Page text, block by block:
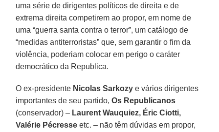
uma série de dirigentes políticos de direita e de
extrema direita competirem ao propor, em nome de
uma “guerra santa contra o terror”, um catálogo de
“medidas antiterroristas” que, sem garantir o fim da
violência, poderiam colocar em perigo o caráter
democrático da Republica.
O ex-presidente Nicolas Sarkozy e vários dirigentes
importantes de seu partido,Os Republicanos
(conservador) – Laurent Wauquiez, Éric Ciotti,
Valérie Pécresse etc. – não têm dúvidas em propor,